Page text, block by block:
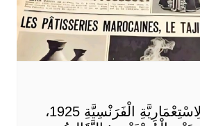
وَثِيقَةُ الْحِقْبَةِ الِاسْتِعْمَارِيَّةِ الْفَرَنْسِيَّةِ 1925،